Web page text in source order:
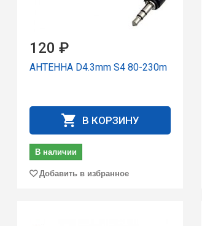
120 ₽
АНТЕННА D4.3mm S4 80-230m
В КОРЗИНУ
В наличии
Добавить в избранное